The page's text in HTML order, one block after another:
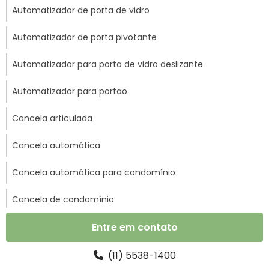
Automatizador de porta de vidro
Automatizador de porta pivotante
Automatizador para porta de vidro deslizante
Automatizador para portao
Cancela articulada
Cancela automática
Cancela automática para condomínio
Cancela de condomínio
Cancela para controle de acesso
Cancela para portaria
Entre em contato
(11) 5538-1400